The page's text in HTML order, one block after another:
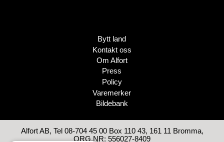
Bytt land
Kontakt oss
Om Alfort
Press
Policy
Varemerker
Bildebank
Alfort AB, Tel 08-704 45 00 Box 110 43, 161 11 Bromma,
ORG.NR: 556027-8409